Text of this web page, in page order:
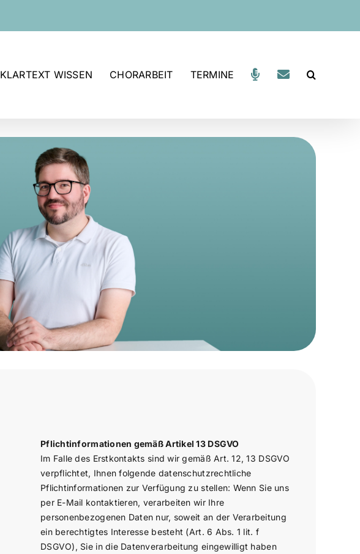
KLARTEXT WISSEN CHORARBEIT TERMINE
Pflichtinformationen gemäß Artikel 13 DSGVO
Im Falle des Erstkontakts sind wir gemäß Art. 12, 13 DSGVO
verpflichtet, Ihnen folgende datenschutzrechtliche
Pflichtinformationen zur Verfügung zu stellen: Wenn Sie uns
per E-Mail kontaktieren, verarbeiten wir Ihre
personenbezogenen Daten nur, soweit an der Verarbeitung
ein berechtigtes Interesse besteht (Art. 6 Abs. 1 lit. f
DSGVO), Sie in die Datenverarbeitung eingewilligt haben